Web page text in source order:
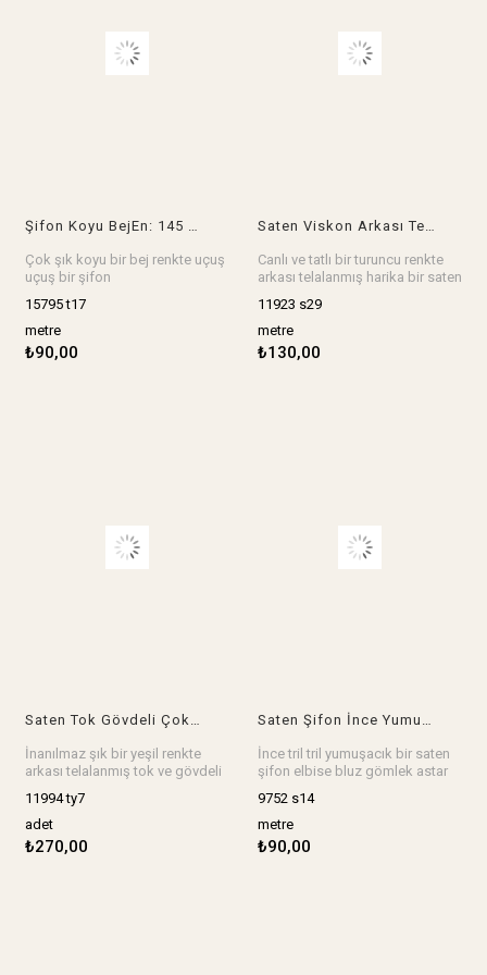
Şifon Koyu BejEn: 145 cm
Çok şık koyu bir bej renkte uçuş
uçuş bir şifon
Stok birimi metredir.
15795 t17
metre
₺90,00
Saten Viskon Arkası Telalı Turuncu Renk En: 150 cm
Canlı ve tatlı bir turuncu renkte
arkası telalanmış harika bir saten
her şey çok yakışır.
En: 150 cm
Stok birimi metredir.
11923 s29
metre
₺130,00
Saten Tok Gövdeli Çok Şık Yeşil (En 140 cm x Boy 330 cm)
İnanılmaz şık bir yeşil renkte
arkası telalanmış tok ve gövdeli
kaftan, ev tekstili harika olur.
Ebat: En 140 cm x Boy 330 cm
Stok birimi adet.
11994 ty7
adet
₺270,00
Saten Şifon İnce Yumuşak SiyahEn: 140 cm
İnce tril tril yumuşacık bir saten
şifon elbise bluz gömlek astar
En: 140 cm
Stok birimi metredir.
9752 s14
metre
₺90,00